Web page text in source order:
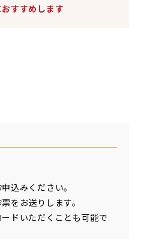
すすめします
込みください。
をお送りします。
ドいただくことも可能で